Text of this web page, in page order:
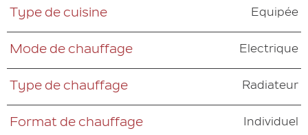
Type de cuisine Equipée
Mode de chauffage Electrique
Type de chauffage Radiateur
Format de chauffage Individuel